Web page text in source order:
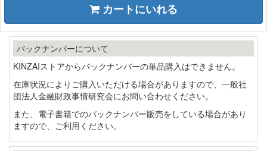
カートにいれる
バックナンバーについて
KINZAIストアからバックナンバーの単品購入はできません。
在庫状況によりご購入いただける場合がありますので、一般社
団法人金融財政事情研究会にお問い合わせください。
また、電子書籍でのバックナンバー販売をしている場合があり
ますので、ご利用ください。